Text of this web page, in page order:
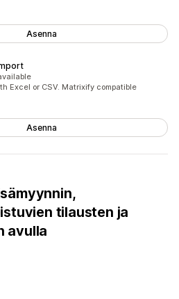
Asenna
Excel or CSV. Matrixify compatible
Asenna
tilausten ja
avulla